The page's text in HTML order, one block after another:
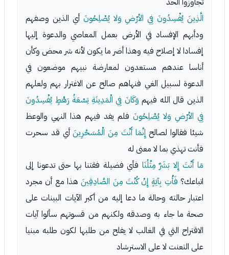
الَّذِينَ يُفْسِدُونَ فِي الأرْضِ وَلا يُصْلِحُونَ أي الذين وصفهم
ودأبهم الإفساد في الأرض بعمل المعاصي والدعوة إليها
إفسادا لا إصلاح فيه وهذا أضر ما يكون لأنه شر محض وكأن
أناسا عندهم مستعدون لمعارضة نبيهم موضعون في
الدعوة لسبيل الغي فنهاهم صالح عن الاغترار بهم ولعلهم
الذين قال الله فيهم وَكَانَ فِي الْمَدِينَةِ تِسْعَةُ رَهْطٍ يُفْسِدُونَ
فِي الأرْضِ وَلا يُصْلِحُونَ فلم يفد فيهم هذا النهي والوعظ
شيئا فقالوا لصالح إِنَّمَا أَنْتَ مِنَ الْمُسَحَّرِينَأي قد سحرت
فأنت تهذي بما لا معنى له
مَا أَنْتَ إِلا بَشَرٌ مِثْلُنَا فأي فضيلة فقتنا بها حتى تدعونا إلى
اتباعك؟ فَأْتِ بِآيَةٍ إِنْ كُنْتَ مِنَ الصَّادِقِينَهذا مع أن مجرد
اعتبار حالته وحالة ما دعا إليه من أكبر الآيات البينات على
صحة ما جاء به وصدقه ولكنهم من قسوتهم سألوا آيات
الاقتراح التي في الغالب لا يفلح من طلبها لكون طلبه مبنيا
على التعنت لا على الاسترشاد